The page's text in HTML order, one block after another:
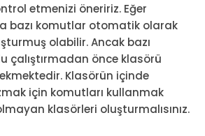
etmenizi öneririz. Eğer
bazı komutlar otomatik olarak
olabilir. Ancak bazı
çalıştırmadan önce klasörü
Klasörün içinde
için komutları kullanmak
klasörleri oluşturmalısınız.